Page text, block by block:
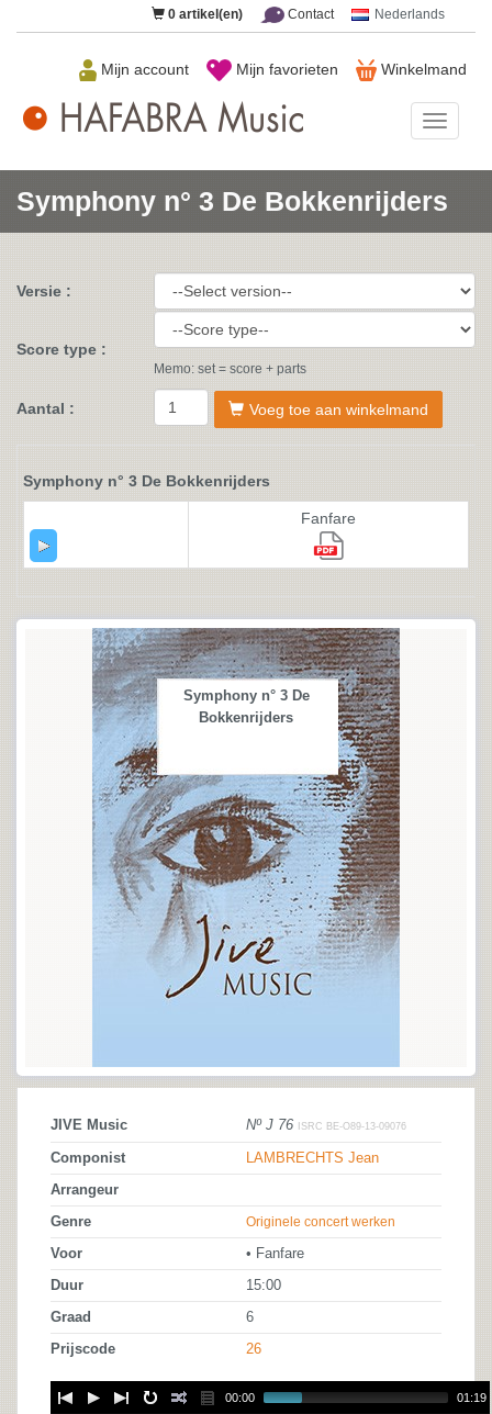
0 artikel(en) Contact Nederlands
Winkelmand
Mijn favorieten
Mijn account
Music
Symphony n° 3 De Bokkenrijders
Versie :
Score type :
Memo: set = score + parts
Aantal : Voeg toe aan winkelmand
Symphony n° 3 De Bokkenrijders
Fanfare
Symphony n° 3 De
Bokkenrijders
JIVE Music Nº J 76 ISRC BE-O89-13-09076
Componist LAMBRECHTS Jean
Arrangeur
Genre Originele concert werken
Voor • Fanfare
Duur 15:00
Graad 6
Prijscode 26
00:00 01:19